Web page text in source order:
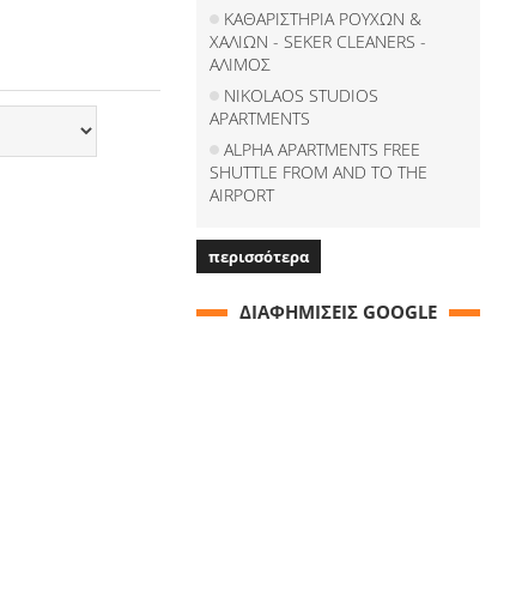
ΚΑΘΑΡΙΣΤΗΡΙΑ ΡΟΥΧΩΝ &
ΧΑΛΙΩΝ - SEKER CLEANERS -
ΑΛΙΜΟΣ
NIKOLAOS STUDIOS
APARTMENTS
ALPHA APARTMENTS FREE
SHUTTLE FROM AND TO THE
AIRPORT
περισσότερα
ΔΙΑΦΗΜΙΣΕΙΣ GOOGLE